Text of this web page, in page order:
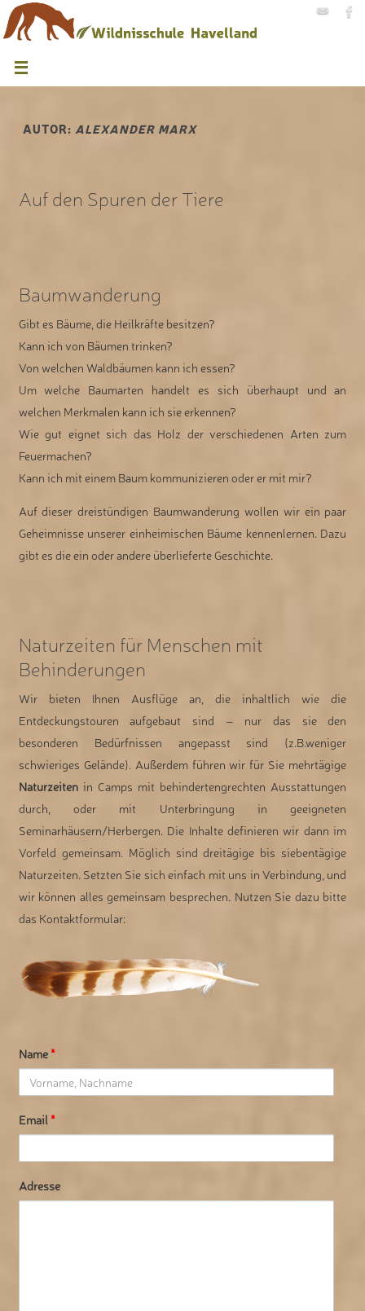
AUTOR: ALEXANDER MARX
Auf den Spuren der Tiere
Baumwanderung
Gibt es Bäume, die Heilkräfte besitzen?
Kann ich von Bäumen trinken?
Von welchen Waldbäumen kann ich essen?
Um welche Baumarten handelt es sich überhaupt und an
welchen Merkmalen kann ich sie erkennen?
Wie gut eignet sich das Holz der verschiedenen Arten zum
Feuermachen?
Kann ich mit einem Baum kommunizieren oder er mit mir?
Auf dieser dreistündigen Baumwanderung wollen wir ein paar
Geheimnisse unserer einheimischen Bäume kennenlernen. Dazu
gibt es die ein oder andere überlieferte Geschichte.
Naturzeiten für Menschen mit
Behinderungen
Wir bieten Ihnen Ausflüge an, die inhaltlich wie die
Entdeckungstouren aufgebaut sind – nur das sie den
besonderen Bedürfnissen angepasst sind (z.B.weniger
schwieriges Gelände). Außerdem führen wir für Sie mehrtägige
Naturzeitenin Camps mit behindertengrechten Ausstattungen
durch, oder mit Unterbringung in geeigneten
Seminarhäusern/Herbergen. Die Inhalte definieren wir dann im
Vorfeld gemeinsam. Möglich sind dreitägige bis siebentägige
Naturzeiten. Setzten Sie sich einfach mit uns in Verbindung, und
wir können alles gemeinsam besprechen. Nutzen Sie dazu bitte
das Kontaktformular:
Name *
Email *
Adresse